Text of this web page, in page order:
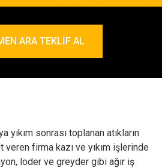
ARA TEKLIF AL
yıkım sonrası toplanan atıkların
veren firma kazı ve yıkım işlerinde
loder ve greyder gibi ağır iş